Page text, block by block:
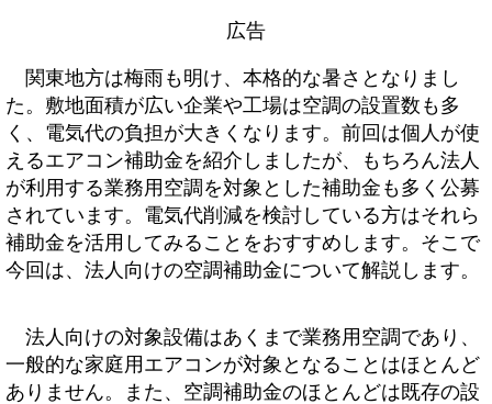
広告
関東地方は梅雨も明け、本格的な暑さとなりまし
た。敷地面積が広い企業や工場は空調の設置数も多
く、電気代の負担が大きくなります。前回は個人が使
えるエアコン補助金を紹介しましたが、もちろん法人
が利用する業務用空調を対象とした補助金も多く公募
されています。電気代削減を検討している方はそれら
補助金を活用してみることをおすすめします。そこで
今回は、法人向けの空調補助金について解説します。
法人向けの対象設備はあくまで業務用空調であり、
一般的な家庭用エアコンが対象となることはほとんど
ありません。また、空調補助金のほとんどは既存の設